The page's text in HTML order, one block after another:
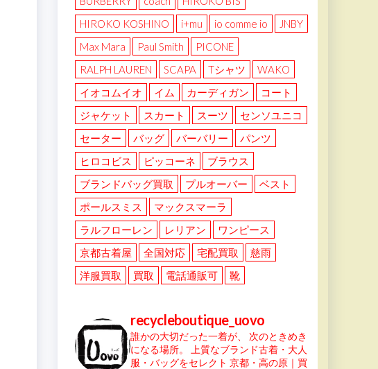
HIROKO KOSHINO
i+mu io comme io
JNBY
Max Mara
Paul Smith
PICONE
RALPH LAUREN
SCAPA Tシャツ
WAKO
イオコムイオ
イム カーディガン
コート
ジャケット
スカート スーツ
センソユニコ
セーター
バッグ バーバリー
パンツ
ヒロコビス
ピッコーネ
ブラウス
ブランドバッグ買取
プルオーバー
ベスト
ポールスミス
マックスマーラ
ラルフローレン
レリアン
ワンピース
京都古着屋
全国対応 宅配買取
慈雨
洋服買取
買取 電話通販可 靴
recycleboutique_uovo
誰かの大切だった一着が、
次のときめき
になる場所。
上質なブランド古着・大人
服・バッグをセレクト 京都・高の原｜買